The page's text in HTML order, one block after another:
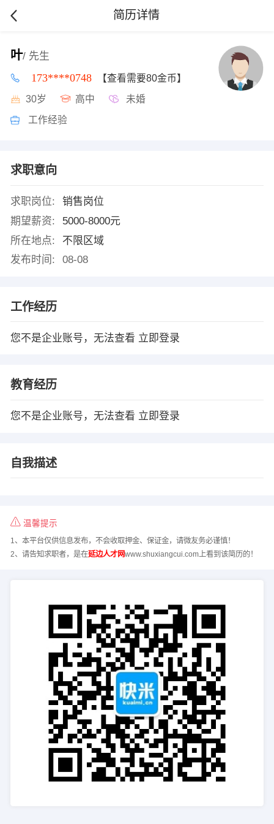
简历详情
叶/ 先生
173****0748 【查看需要80金币】
30岁 高中 未婚
工作经验
求职意向
求职岗位:
销售岗位
期望薪资:
5000-8000元
所在地点:
不限区域
发布时间:
08-08
工作经历
您不是企业账号，无法查看 立即登录
教育经历
您不是企业账号，无法查看 立即登录
自我描述
温馨提示
1、本平台仅供信息发布，不会收取押金、保证金，请微友务必谨慎！
2、请告知求职者，是在延边人才网www.shuxiangcui.com上看到该简历的！